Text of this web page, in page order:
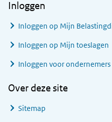
Inloggen
Inloggen op Mijn
Inloggen op Mijn toeslagen
Inloggen voor ondernemers
Over deze site
Sitemap